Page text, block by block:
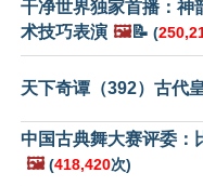
干净世界独家首播：神
术技巧表演 🖼️📝 (
天下奇谭（392）古代
中国古典舞大赛评委：
🖼️ (418,420次)